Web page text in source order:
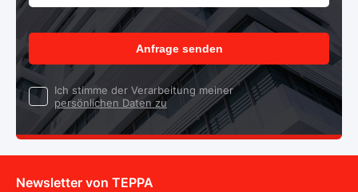
Anfrage senden
Ich stimme der Verarbeitung meiner
persönlichen Daten zu
Newsletter von TEPPA